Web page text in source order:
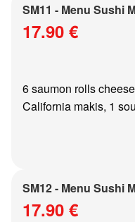
SM11 - Menu Sushi
17.90 €
6 saumon rolls
California makis, 1
SM12 - Menu Sushi
17.90 €